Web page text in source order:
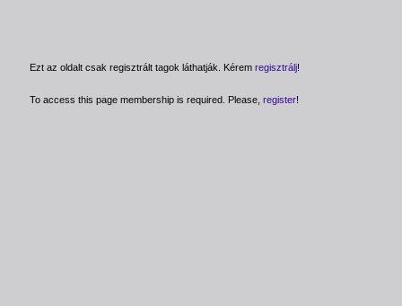
Ezt az oldalt csak regisztrált tagok láthatják. Kérem regisztrálj!
To access this page membership is required. Please, register!